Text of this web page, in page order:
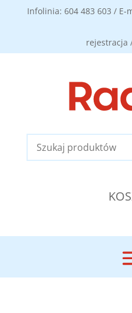
Infolinia: 604 483 603 /
rejestracja